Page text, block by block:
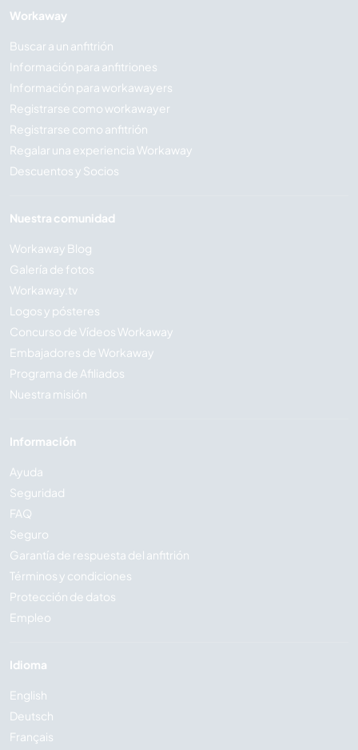
Workaway
Buscar a un anfitrión
Información para anfitriones
Información para workawayers
Registrarse como workawayer
Registrarse como anfitrión
Regalar una experiencia Workaway
Descuentos y Socios
Nuestra comunidad
Workaway Blog
Galería de fotos
Workaway.tv
Logos y pósteres
Concurso de Vídeos Workaway
Embajadores de Workaway
Programa de Afiliados
Nuestra misión
Información
Ayuda
Seguridad
FAQ
Seguro
Garantía de respuesta del anfitrión
Términos y condiciones
Protección de datos
Empleo
Idioma
English
Deutsch
Français